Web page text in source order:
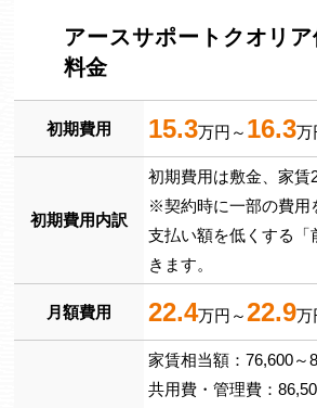
アースサポートクオリ
料金
初期費用 15.3万円～ 16.3万
初期費用内訳
初期費用は敷金、家賃
※契約時に一部の費用
支払い額を低くする「
きます。
月額費用 22.4万円～22.9万
家賃相当額：76,600～
共用費・管理費：